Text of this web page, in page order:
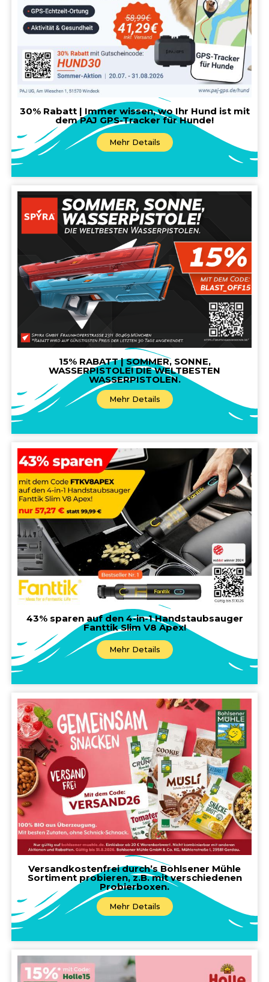
30% Rabatt | Immer wissen, wo Ihr Hund ist mit
dem PAJ GPS-Tracker für Hunde!
Mehr Details
15% RABATT | SOMMER, SONNE,
WASSERPISTOLE! DIE WELTBESTEN
WASSERPISTOLEN.
Mehr Details
43% sparen auf den 4-in-1 Handstaubsauger
Fanttik Slim V8 Apex!
Mehr Details
Versandkostenfrei durch’s Bohlsener Mühle
Sortiment probieren, z.B. mit verschiedenen
Probierboxen.
Mehr Details